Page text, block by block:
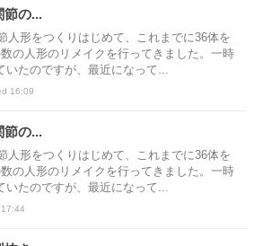
の...
形をつくりはじめて、これまでに36体を
の人形のリメイクを行ってきました。一時
たのですが、最近になって...
16:09
の...
形をつくりはじめて、これまでに36体を
の人形のリメイクを行ってきました。一時
たのですが、最近になって...